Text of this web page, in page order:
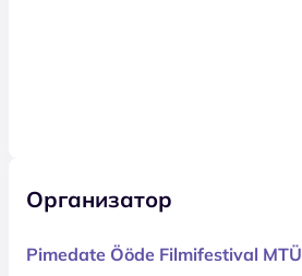
Организатор
Pimedate Ööde Filmifestival MTÜ